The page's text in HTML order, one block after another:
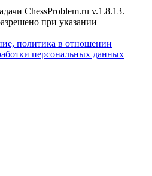
ChessProblem.ru v.1.8.13.
при указании
политика в отношении
персональных данных